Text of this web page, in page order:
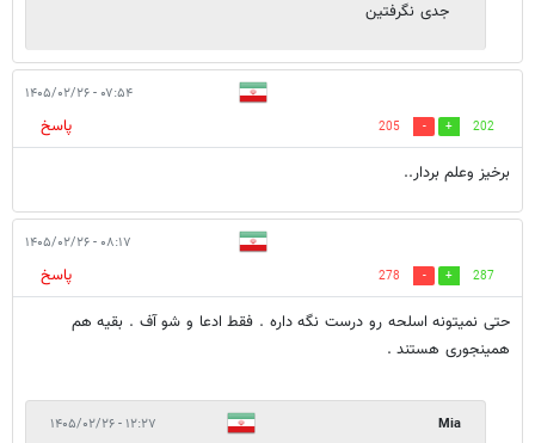
جدی نگرفتین
۰۷:۵۴ - ۱۴۰۵/۰۲/۲۶
202
205
پاسخ
برخیز وعلم بردار..
۰۸:۱۷ - ۱۴۰۵/۰۲/۲۶
287
278
پاسخ
حتی نمیتونه اسلحه رو درست نگه داره . فقط ادعا و شو آف . بقیه هم
همینجوری هستند .
Mia ۱۲:۲۷ - ۱۴۰۵/۰۲/۲۶